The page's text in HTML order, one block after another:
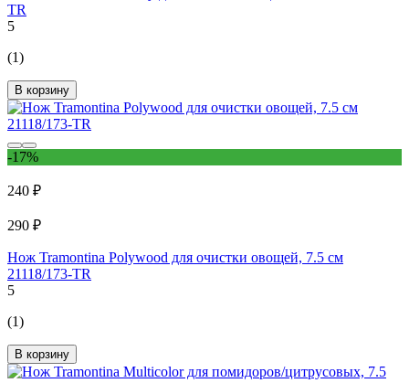
TR
5
(1)
В корзину
-17%
240 ₽
290 ₽
Нож Tramontina Polywood для очистки овощей, 7.5 см
21118/173-TR
5
(1)
В корзину